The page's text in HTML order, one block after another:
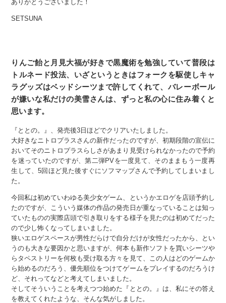
ありがとうございました！
SETSUNA
りんご飴と月見大福が好きで黒魔術を勉強していて普段は
トルネード投法、いざというときはフォークを駆使しキャ
ラグッズはベッドシーツまで許してくれて、バレーボール
が嫌いな私だけの美雪さんは、ずっと私の心に住み着くと
思います。
『ととの。』、発売後3日ほどでクリアいたしました。
大好きなニトロプラスさんの新作だったのですが、初期段階の宣伝に
おいてそのニトロプラスらしさがあまり見受けられなかったので予約
を迷っていたのですが、第二弾PVを一度見て、そのままもう一度再
生して、5回ほど見た後すぐにソフマップさんで予約してしまいまし
た。
今回私は初めていわゆる美少女ゲーム、というかエロゲを店頭予約し
たのですが、こういう媒体の作品の発売日が重なっていることは知っ
ていたものの実際店頭で引き取りをする様子を見たのは初めてだった
ので少し怖くなってしまいました。
狭いエロゲスペースが男性だらけで自分だけが女性だったから、とい
うのも大きな要因かと思いますが、何本も新作ソフトを買いシーツや
らタペストリーを何枚も受け取る方々を見て、この人はどのゲームか
ら始めるのだろう、優先順位をつけてゲームをプレイするのだろうけ
ど、それってなどと考えてしまいました。
そしてそういうことを考えつつ始めた『ととの。』は、私にその答え
を教えてくれたような、そんな気がしました。